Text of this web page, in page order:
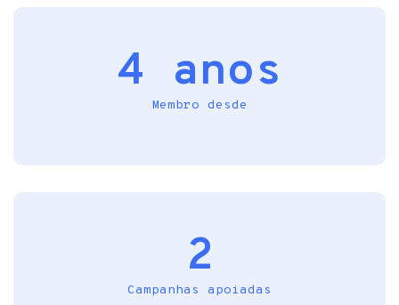
4 anos
Membro desde
2
Campanhas apoiadas